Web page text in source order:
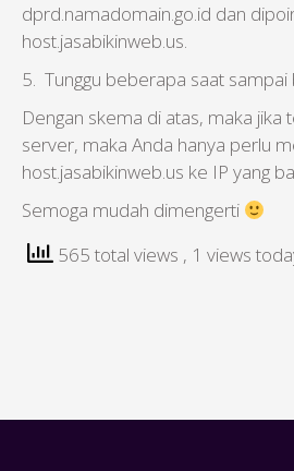
dprd.namadomain.go.id dan
host.jasabikinweb.us.
5. Tunggu beberapa saat sampai
Dengan skema di atas, maka jika
server, maka Anda hanya perlu
host.jasabikinweb.us ke IP yang
Semoga mudah dimengerti
565 total views , 1 views